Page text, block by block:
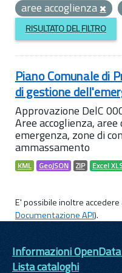
aree accoglienza
RISULTATO DEL FILTRO
Piano Comunale di
di gestione
Approvazione DelC
Aree accoglienza,
emergenza, zone di
ammassamento
KML GeoJSON ZIP Excel
E' possibile inoltre
Documentazione API).
Informazioni
Lista cataloghi